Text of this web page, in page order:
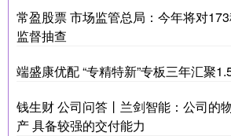
常盈股票 市场监管总局：今年将对
监督抽查
端盛康优配 “专精特新”专板三年汇聚
钱生财 公司问答丨兰剑智能：公司的
产 具备较强的交付能力